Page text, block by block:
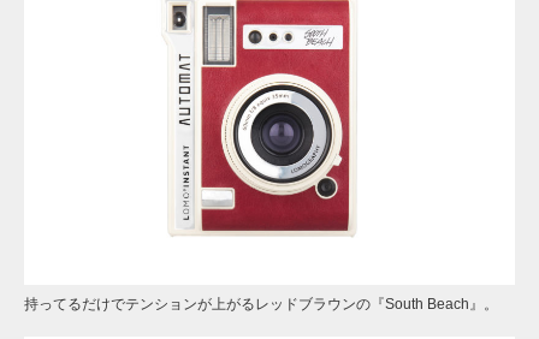
持ってるだけでテンションが上がるレッドブラウンの『South Beach』。